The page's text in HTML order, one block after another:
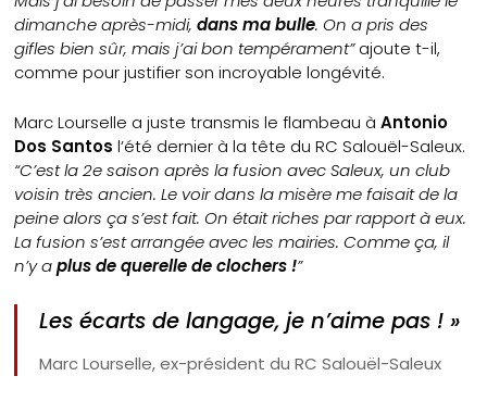
dimanche après-midi,dans ma bulle. On a pris des
gifles bien sûr, mais j’ai bon tempérament”ajoute t-il,
comme pour justifier son incroyable longévité.
Marc Lourselle a juste transmis le flambeau àAntonio
Dos Santos l’été dernier à la tête du RC Salouël-Saleux.
“C’est la 2e saison après la fusion avec Saleux, un club
voisin très ancien. Le voir dans la misère me faisait de la
peine alors ça s’est fait. On était riches par rapport à eux.
La fusion s’est arrangée avec les mairies. Comme ça, il
n’y aplus de querelle de clochers !”
Les écarts de langage, je n’aime pas ! »
Marc Lourselle, ex-président du RC Salouël-Saleux